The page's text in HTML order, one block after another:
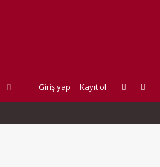
Giriş yap Kayıt ol